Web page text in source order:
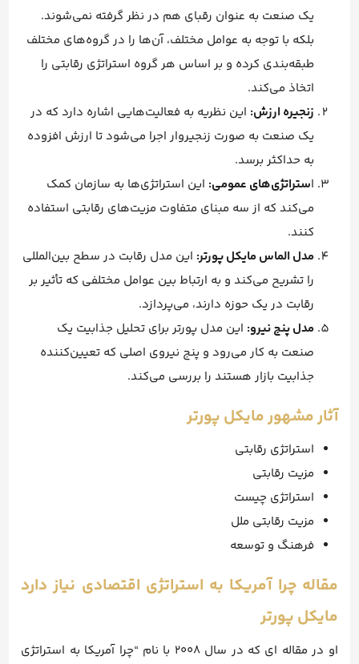
یک صنعت به عنوان رقبای هم در نظر گرفته نمی‌شوند.
بلکه با توجه به عوامل مختلف، آن‌ها را در گروه‌های مختلف
طبقه‌بندی کرده و بر اساس هر گروه استراتژی رقابتی را
اتخاذ می‌کند.
زنجیره ارزش: این نظریه به فعالیت‌هایی اشاره دارد که در
یک صنعت به صورت زنجیروار اجرا می‌شود تا ارزش افزوده
به حداکثر برسد.
استراتژی‌های عمومی: این استراتژی‌ها به سازمان کمک
می‌کند که از سه مبنای متفاوت مزیت‌های رقابتی استفاده
کنند.
مدل الماس مایکل پورتر: این مدل رقابت در سطح بین‌المللی
را تشریح می‌کند و به ارتباط بین عوامل مختلفی که تأثیر بر
رقابت در یک حوزه دارند، می‌پردازد.
مدل پنج نیرو: این مدل پورتر برای تحلیل جذابیت یک
صنعت به کار می‌رود و پنج نیروی اصلی که تعیین‌کننده
جذابیت بازار هستند را بررسی می‌کند.
آثار مشهور مایکل پورتر
استراتژی رقابتی
مزیت رقابتی
استراتژی چیست
مزیت رقابتی ملل
فرهنگ و توسعه
مقاله چرا آمریکا به استراتژی اقتصادی نیاز دارد
مایکل پورتر
او در مقاله ای که در سال 2008 با نام “چرا آمریکا به استراتژی